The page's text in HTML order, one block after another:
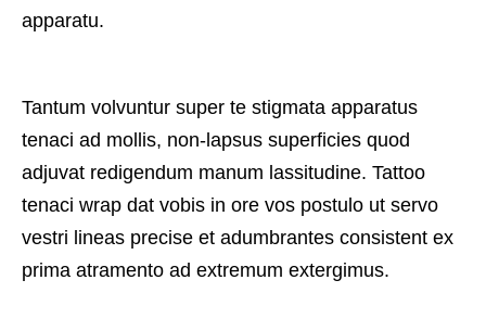
apparatu.
Tantum volvuntur super te stigmata apparatus
tenaci ad mollis, non-lapsus superficies quod
adjuvat redigendum manum lassitudine. Tattoo
tenaci wrap dat vobis in ore vos postulo ut servo
vestri lineas precise et adumbrantes consistent ex
prima atramento ad extremum extergimus.